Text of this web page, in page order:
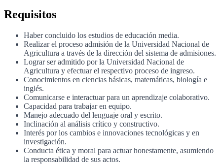
Requisitos
Haber concluido los estudios de educación media.
Realizar el proceso admisión de la Universidad Nacional de
Agricultura a través de la dirección del sistema de admisiones.
Lograr ser admitido por la Universidad Nacional de
Agricultura y efectuar el respectivo proceso de ingreso.
Conocimientos en ciencias básicas, matemáticas, biología e
inglés.
Comunicarse e interactuar para un aprendizaje colaborativo.
Capacidad para trabajar en equipo.
Manejo adecuado del lenguaje oral y escrito.
Inclinación al análisis crítico y constructivo.
Interés por los cambios e innovaciones tecnológicas y en
investigación.
Conducta ética y moral para actuar honestamente, asumiendo
la responsabilidad de sus actos.